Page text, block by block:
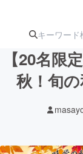
ターン
【20名限
秋！旬